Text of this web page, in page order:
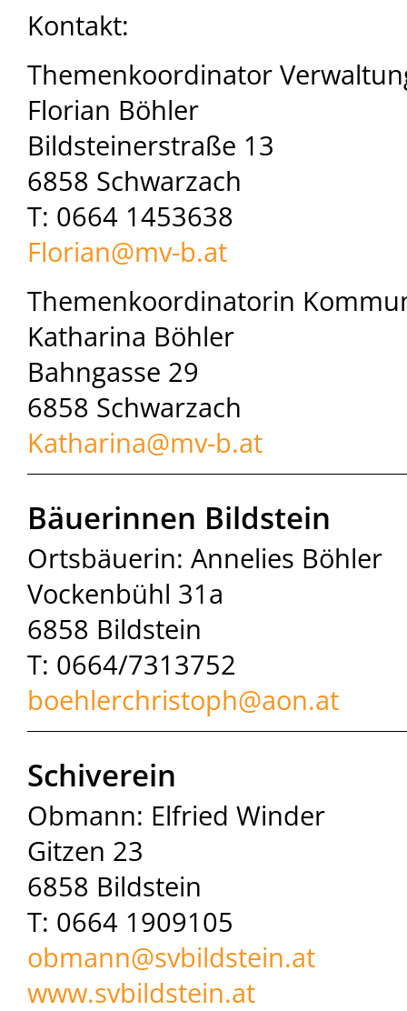
Kontakt:
Themenkoordinator
Florian Böhler
Bildsteinerstraße 13
6858 Schwarzach
T: 0664 1453638
Florian@mv-b.at
Themenkoordinatorin
Katharina Böhler
Bahngasse 29
6858 Schwarzach
Katharina@mv-b.at
Bäuerinnen Bildstein
Ortsbäuerin: Annelies Böhler
Vockenbühl 31a
6858 Bildstein
T: 0664/7313752
boehlerchristoph@aon.at
Schiverein
Obmann: Elfried Winder
Gitzen 23
6858 Bildstein
T: 0664 1909105
obmann@svbildstein.at
www.svbildstein.at